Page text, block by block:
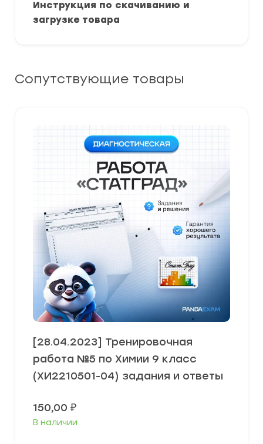
Инструкция по скачиванию и
загрузке товара
Сопутствующие товары
[28.04.2023] Тренировочная
работа №5 по Химии 9 класс
(ХИ2210501-04) задания и ответы
150,00 ₽
В наличии